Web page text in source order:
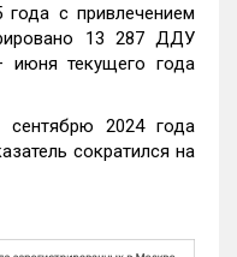
года с привлечением
13 287 ДДУ
июня текущего года
2024 года
сократился на